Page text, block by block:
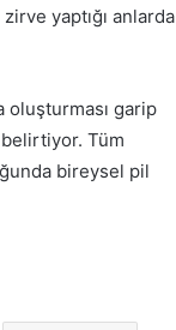
yaptığı anlarda
oluşturması garip
belirtiyor. Tüm
bireysel pil